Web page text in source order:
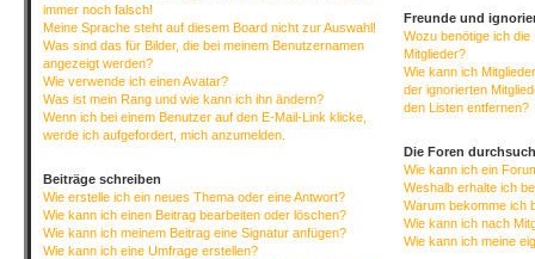
immer noch falsch!
Meine Sprache steht auf diesem Board nicht zur Auswahl!
Was sind das für Bilder, die bei meinem Benutzernamen
angezeigt werden?
Wie verwende ich einen Avatar?
Was ist mein Rang und wie kann ich ihn ändern?
Wenn ich bei einem Benutzer auf den E-Mail-Link klicke,
werde ich aufgefordert, mich anzumelden.
Beiträge schreiben
Wie erstelle ich ein neues Thema oder eine Antwort?
Wie kann ich einen Beitrag bearbeiten oder löschen?
Wie kann ich meinem Beitrag eine Signatur anfügen?
Wie kann ich eine Umfrage erstellen?
Freunde und
Wozu benötige ich
Mitglieder?
Wie kann ich
der ignorierten
den Listen entfernen?
Die Foren
Wie kann ich ein
Weshalb erhalte ich
Warum bekomme ich
Wie kann ich nach
Wie kann ich meine